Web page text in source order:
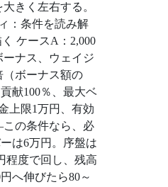
きく左右する。
：条件を読み解
ケースA：2,000
ーナス、ウェイジ
（ボーナス額の
献100％、最大ベ
上限1万円、有効
の条件なら、必
は6万円。序盤は
程度で回し、残高
へ伸びたら80～